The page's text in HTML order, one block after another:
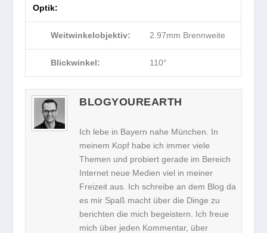
Optik:
Weitwinkelobjektiv: 2.97mm Brennweite
Blickwinkel: 110°
BLOGYOUREARTH
Ich lebe in Bayern nahe München. In
meinem Kopf habe ich immer viele
Themen und probiert gerade im Bereich
Internet neue Medien viel in meiner
Freizeit aus. Ich schreibe an dem Blog da
es mir Spaß macht über die Dinge zu
berichten die mich begeistern. Ich freue
mich über jeden Kommentar, über